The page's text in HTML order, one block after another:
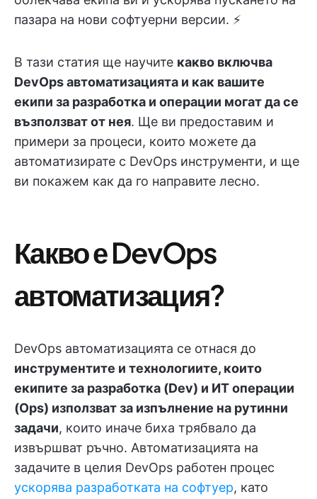
пазара на нови софтуерни версии. ⚡
В тази статия ще научите какво включва
DevOps автоматизацията и как вашите
екипи за разработка и операции могат да се
възползват от нея. Ще ви предоставим и
примери за процеси, които можете да
автоматизирате с DevOps инструменти, и ще
ви покажем как да го направите лесно.
Какво е DevOps
автоматизация?
DevOps автоматизацията се отнася до
инструментите и технологиите, които
екипите за разработка (Dev) и ИТ операции
(Ops) използват за изпълнение на рутинни
задачи, които иначе биха трябвало да
извършват ръчно. Автоматизацията на
задачите в целия DevOps работен процес
ускорява разработката на софтуер, като